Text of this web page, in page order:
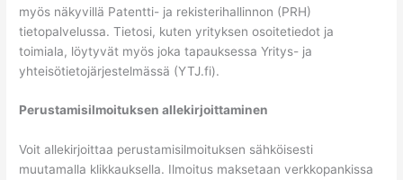
myös näkyvillä Patentti- ja rekisterihallinnon (PRH)
tietopalvelussa. Tietosi, kuten yrityksen osoitetiedot ja
toimiala, löytyvät myös joka tapauksessa Yritys- ja
yhteisötietojärjestelmässä (YTJ.fi).
Perustamisilmoituksen allekirjoittaminen
Voit allekirjoittaa perustamisilmoituksen sähköisesti
muutamalla klikkauksella. Ilmoitus maksetaan verkkopankissa